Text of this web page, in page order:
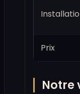
Prix
Notre